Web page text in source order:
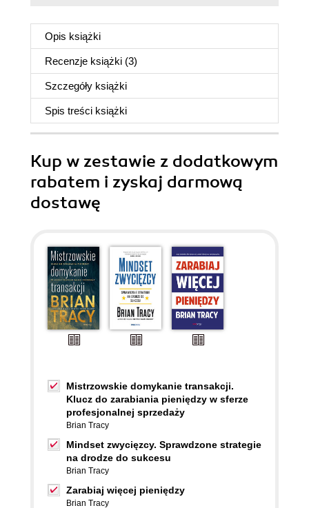
Opis książki
Recenzje książki (3)
Szczegóły książki
Spis treści książki
Kup w zestawie z dodatkowym
rabatem i zyskaj darmową
dostawę
Mistrzowskie domykanie transakcji.
Klucz do zarabiania pieniędzy w sferze
profesjonalnej sprzedaży
Brian Tracy
Mindset zwycięzcy. Sprawdzone strategie
na drodze do sukcesu
Brian Tracy
Zarabiaj więcej pieniędzy
Brian Tracy